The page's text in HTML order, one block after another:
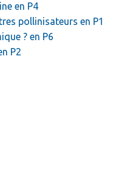
en P4
pollinisateurs en P1
? en P6
P2